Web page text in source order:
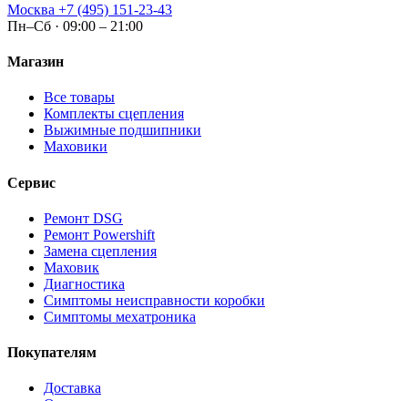
Москва +7 (495) 151-23-43
Пн–Сб · 09:00 – 21:00
Магазин
Все товары
Комплекты сцепления
Выжимные подшипники
Маховики
Сервис
Ремонт DSG
Ремонт Powershift
Замена сцепления
Маховик
Диагностика
Симптомы неисправности коробки
Симптомы мехатроника
Покупателям
Доставка